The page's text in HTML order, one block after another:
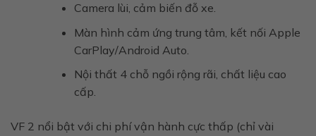
Camera lùi, cảm biến đỗ xe.
Màn hình cảm ứng trung tâm, kết nối Apple
CarPlay/Android Auto.
Nội thất 4 chỗ ngồi rộng rãi, chất liệu cao
cấp.
VF 2 nổi bật với chi phí vận hành cực thấp (chỉ vài